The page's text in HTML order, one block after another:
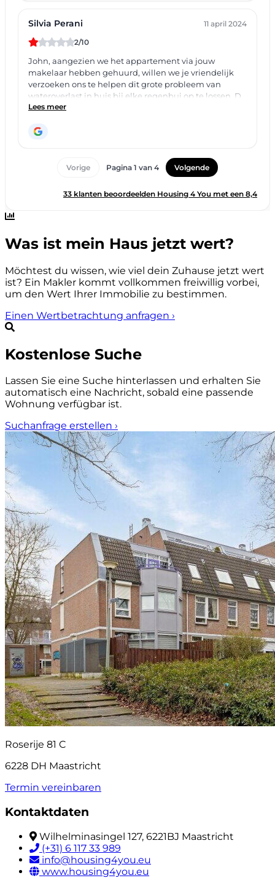
Was ist mein Haus jetzt wert?
Möchtest du wissen, wie viel dein Zuhause jetzt wert
ist? Ein Makler kommt vollkommen freiwillig vorbei,
um den Wert Ihrer Immobilie zu bestimmen.
Einen Wertbetrachtung anfragen ›
Kostenlose Suche
Lassen Sie eine Suche hinterlassen und erhalten Sie
automatisch eine Nachricht, sobald eine passende
Wohnung verfügbar ist.
Suchanfrage erstellen ›
Roserije 81 C
6228 DH Maastricht
Termin vereinbaren
Kontaktdaten
Wilhelminasingel 127, 6221BJ Maastricht
(+31) 6 117 33 989
info@housing4you.eu
www.housing4you.eu